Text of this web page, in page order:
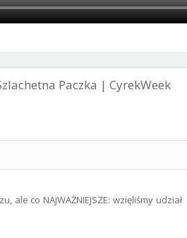
Paczka | CyrekWeek
co NAJWAŻNIEJSZE: wzięliśmy udział